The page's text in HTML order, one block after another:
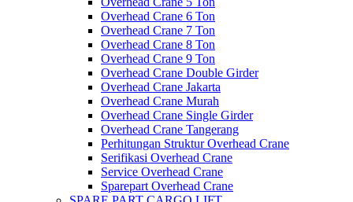
Overhead Crane 6 Ton
Overhead Crane 7 Ton
Overhead Crane 8 Ton
Overhead Crane 9 Ton
Overhead Crane Double Girder
Overhead Crane Jakarta
Overhead Crane Murah
Overhead Crane Single Girder
Overhead Crane Tangerang
Perhitungan Struktur Overhead Crane
Serifikasi Overhead Crane
Service Overhead Crane
Sparepart Overhead Crane